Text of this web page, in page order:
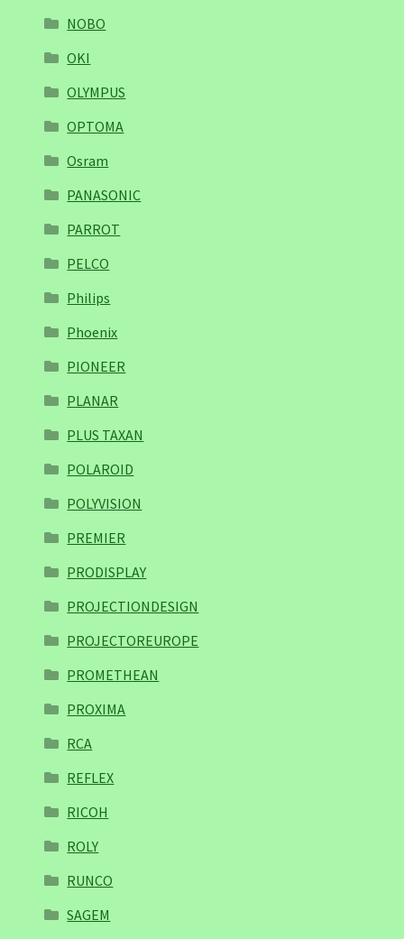
NOBO
OKI
OLYMPUS
OPTOMA
Osram
PANASONIC
PARROT
PELCO
Philips
Phoenix
PIONEER
PLANAR
PLUS TAXAN
POLAROID
POLYVISION
PREMIER
PRODISPLAY
PROJECTIONDESIGN
PROJECTOREUROPE
PROMETHEAN
PROXIMA
RCA
REFLEX
RICOH
ROLY
RUNCO
SAGEM